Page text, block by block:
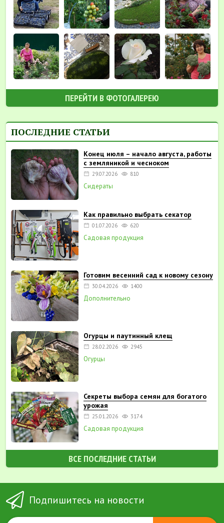
ПЕРЕЙТИ В ФОТОГАЛЕРЕЮ
ПОСЛЕДНИЕ СТАТЬИ
Конец июля – начало августа, работы
с земляникой и чесноком
29.07.2026 810
Сидераты
Как правильно выбрать секатор
01.07.2026 620
Садовая продукция
Готовим весенний сад к новому сезону
30.04.2026 1400
Дополнительно
Огурцы и паутинный клещ
28.02.2026 2945
Огурцы
Секреты выбора семян для богатого
урожая
25.01.2026 3174
Садовая продукция
ВСЕ ПОСЛЕДНИЕ СТАТЬИ
Подпишитесь на новости